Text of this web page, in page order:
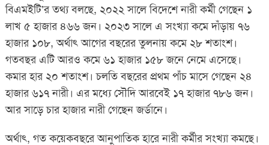
বিএমইটি’র তথ্য বলছে, ২০২২ সালে বিদেশে নারী কর্মী গেছেন ১
লাখ ৫ হাজার ৪৬৬ জন। ২০২৩ সালে এ সংখ্যা কমে দাঁড়ায় ৭৬
হাজার ১০৮, অর্থাৎ আগের বছরের তুলনায় কমে ২৮ শতাংশ।
গতবছর এটি আরও কমে ৬১ হাজার ১৫৮ জনে নেমে এসেছে।
কমার হার ২০ শতাংশ। চলতি বছরের প্রথম পাঁচ মাসে গেছেন ২৪
হাজার ৬১৭ নারী। এর মধ্যে সৌদি আরবেই ১৭ হাজার ৭৮৬ জন।
আর সাড়ে চার হাজার নারী গেছেন জর্ডানে।
অর্থাৎ, গত কয়েকবছরে আনুপাতিক হারে নারী কর্মীর সংখ্যা কমছে।